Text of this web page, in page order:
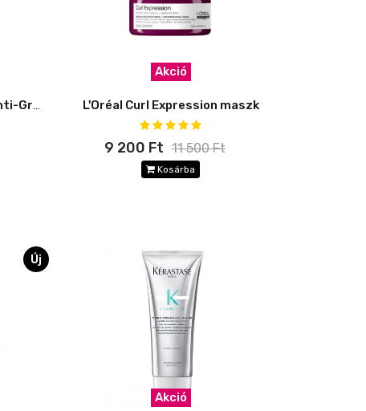
L’Oreal Scalp Advanced Anti-Gross Oilness 2 In 1 Sampon és maszk
Akció
L'Oréal Curl Expression maszk
9 200 Ft 11 500 Ft
Kosárba
Új
Akció